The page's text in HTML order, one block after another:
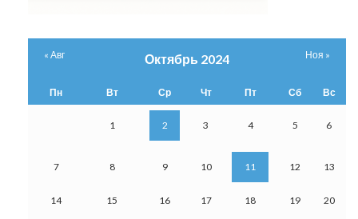
Октябрь 2024
Пн Вт Ср Чт Пт Сб Вс
1 2 3 4 5 6
7 8 9 10 11 12 13
14 15 16 17 18 19 20
« Авг Ноя »